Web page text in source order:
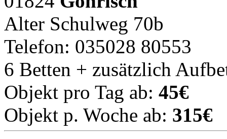
Alter Schulweg 70b
Telefon: 035028 80553
6 Betten + zusätzlich
Objekt pro Tag ab: 45€
Objekt p. Woche ab: 315€